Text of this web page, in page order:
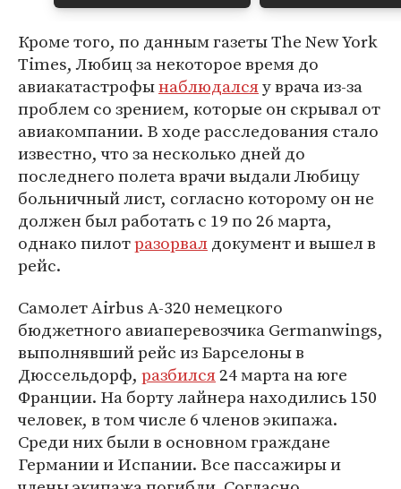
Кроме того, по данным газеты The New York
Times, Любиц за некоторое время до
авиакатастрофынаблюдалсяу врача из-за
проблем со зрением, которые он скрывал от
авиакомпании. В ходе расследования стало
известно, что за несколько дней до
последнего полета врачи выдали Любицу
больничный лист, согласно которому он не
должен был работать с 19 по 26 марта,
однако пилотразорвалдокумент и вышел в
рейс.
Самолет Airbus A-320 немецкого
бюджетного авиаперевозчика Germanwings,
выполнявший рейс из Барселоны в
Дюссельдорф, разбился24 марта на юге
Франции. На борту лайнера находились 150
человек, в том числе 6 членов экипажа.
Среди них были в основном граждане
Германии и Испании. Все пассажиры и